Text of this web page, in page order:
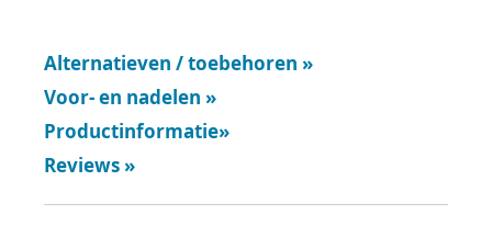
Alternatieven / toebehoren »
Voor- en nadelen »
Productinformatie»
Reviews »